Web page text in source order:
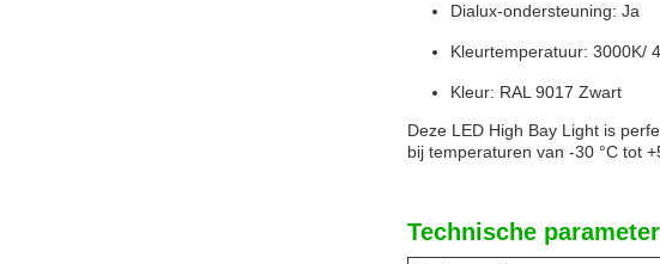
Dialux-ondersteuning: Ja
Kleurtemperatuur: 3000K/
Kleur: RAL 9017 Zwart
Deze LED High Bay Light is
bij temperaturen van -30 °C tot
Technische